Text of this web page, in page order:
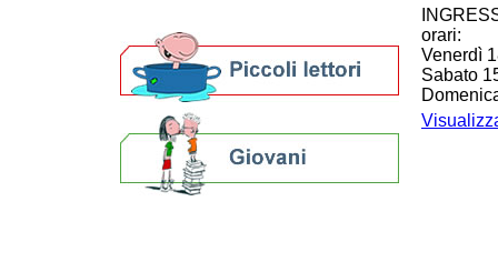
orari:
Venerdì
Sabato